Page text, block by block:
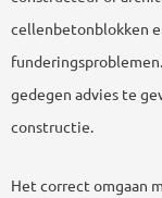
cellenbetonblokken
gedegen advies te
constructie.
Het correct omgaan